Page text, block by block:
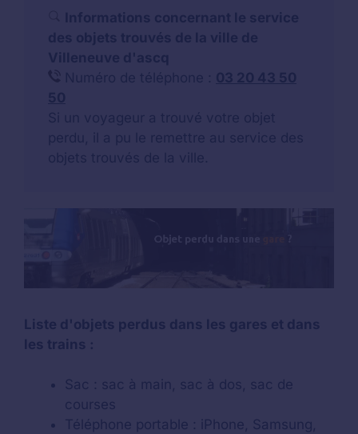
Liste d'objets perdus dans les gares et dans
les trains :
Sac : sac à main, sac à dos, sac de
courses
Téléphone portable : iPhone, Samsung,